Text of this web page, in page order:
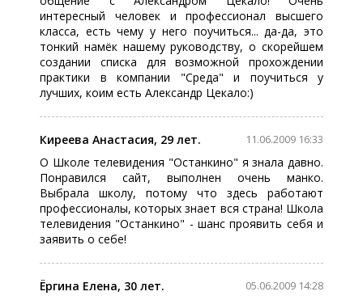
интересный человек и профессионал высшего
класса, есть чему у него поучиться... да-да, это
тонкий намёк нашему руководству, о скорейшем
создании списка для возможной прохождении
практики в компании "Среда" и поучиться у
лучших, коим есть Александр Цекало:)
11.06.2009 16:33
Киреева Анастасия, 29 лет.
О Школе телевидения "Останкино" я знала давно.
Понравился сайт, выполнен очень манко.
Выбрала школу, потому что здесь работают
профессионалы, которых знает вся страна! Школа
телевидения "Останкино" - шанс проявить себя и
заявить о себе!
05.06.2009 14:28
Ёргина Елена, 30 лет.